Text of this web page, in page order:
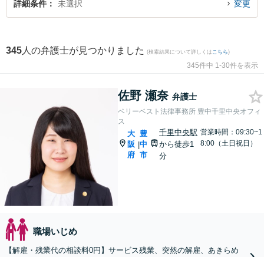
詳細条件 未選択 変更
345 人の弁護士が見つかりました (検索結果について詳しくは こちら)
345件中 1-30件を表示
佐野 瀬奈 弁護士
ベリーベスト法律事務所 豊中千里中央オフィ
ス
大
阪
府
|
豊
中
市
千里中央駅
から徒歩1
分
営業時間：09:30~1
8:00（土日祝日）
職場いじめ
【解雇・残業代の相談料0円】サービス残業、突然の解雇、あきらめ